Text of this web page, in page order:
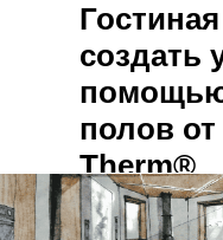
создать
полов
Therm®